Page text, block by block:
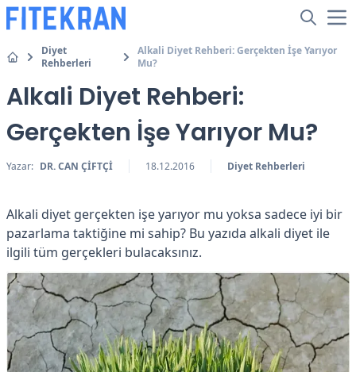
Diyet
Rehberleri
Alkali Diyet Rehberi: Gerçekten İşe Yarıyor
Mu?
Alkali Diyet Rehberi:
Gerçekten İşe Yarıyor Mu?
Yazar: DR. CAN ÇİFTÇİ 18.12.2016 Diyet Rehberleri
Alkali diyet gerçekten işe yarıyor mu yoksa sadece iyi bir
pazarlama taktiğine mi sahip? Bu yazıda alkali diyet ile
ilgili tüm gerçekleri bulacaksınız.